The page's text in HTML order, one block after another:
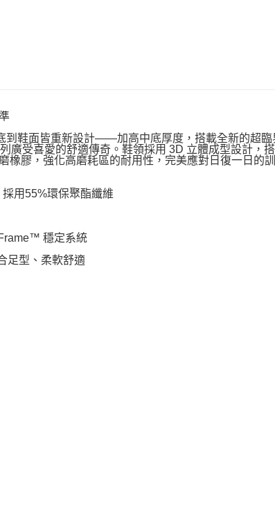
到鞋面皆重新設計——加高中底厚度，搭載全新的超
廣受喜愛的舒適傳奇。鞋領採用 3D 立體成型設計，
橡膠，強化高磨耗區的耐用性，完美應對日復一日的
用55%環保聚酯纖維
穩定系統
足型、柔軟舒適